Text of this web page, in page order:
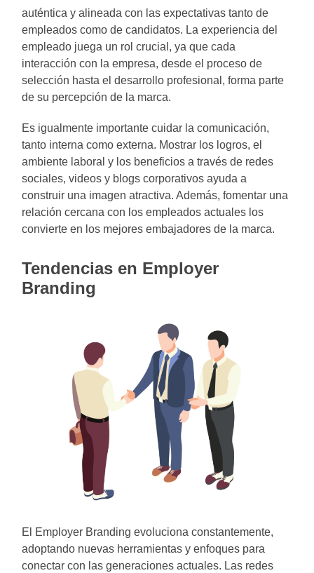
auténtica y alineada con las expectativas tanto de
empleados como de candidatos. La experiencia del
empleado juega un rol crucial, ya que cada
interacción con la empresa, desde el proceso de
selección hasta el desarrollo profesional, forma parte
de su percepción de la marca.
Es igualmente importante cuidar la comunicación,
tanto interna como externa. Mostrar los logros, el
ambiente laboral y los beneficios a través de redes
sociales, videos y blogs corporativos ayuda a
construir una imagen atractiva. Además, fomentar una
relación cercana con los empleados actuales los
convierte en los mejores embajadores de la marca.
Tendencias en Employer
Branding
El Employer Branding evoluciona constantemente,
adoptando nuevas herramientas y enfoques para
conectar con las generaciones actuales. Las redes